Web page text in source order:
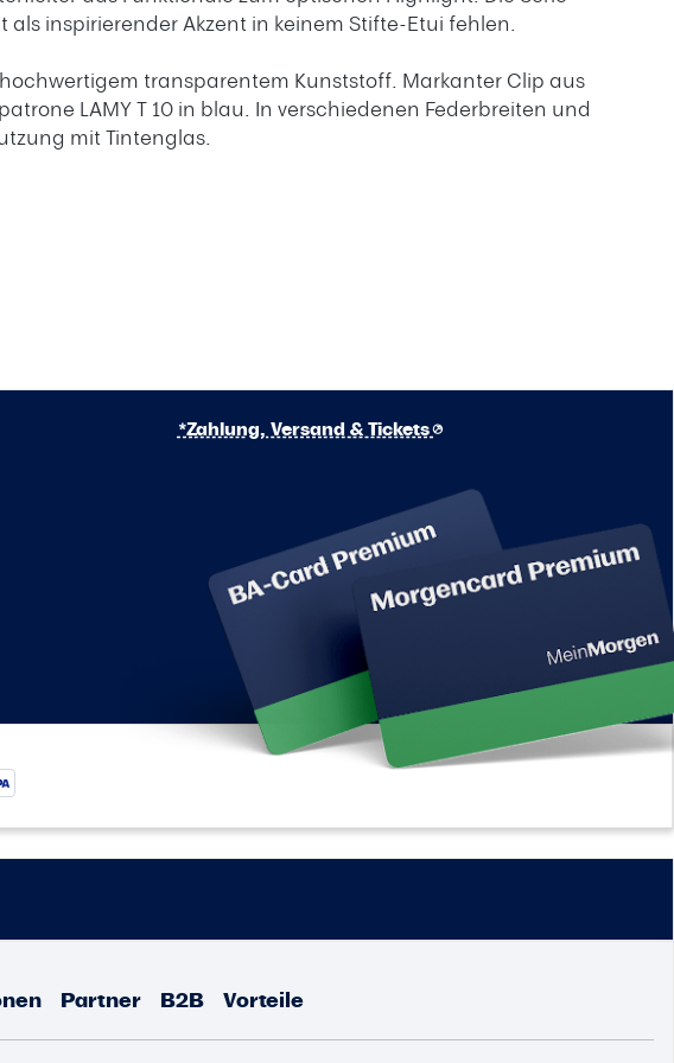
inspirierender Akzent in keinem Stifte-Etui fehlen.
transparentem Kunststoff. Markanter Clip aus
LAMY T 10 in blau. In verschiedenen Federbreiten und
mit Tintenglas.
*Zahlung, Versand & Tickets
Partner B2B Vorteile